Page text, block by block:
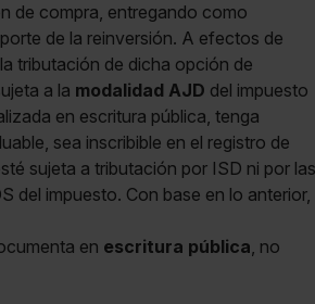
de compra, entregando como
de la reinversión. A efectos de
tributación de dicha opción de
a la modalidad AJD del impuesto
en escritura pública, tenga
sea inscribible en el registro de
sujeta a tributación por ISD ni por las
del impuesto. Con base en lo anterior,
en escritura pública, no